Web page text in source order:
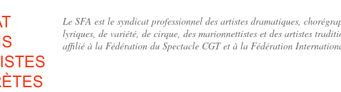
Le SFA est le syndicat professionnel des artistes dramatiques,
lyriques, de variété, de cirque, des marionnettistes et des artistes
affilié à la Fédération du Spectacle CGT et à la Fédération